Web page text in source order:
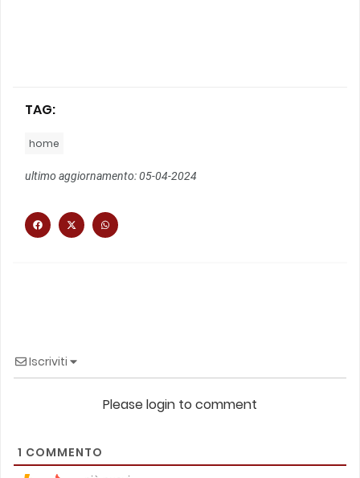
TAG:
home
ultimo aggiornamento: 05-04-2024
Iscriviti
Please login to comment
1 COMMENTO